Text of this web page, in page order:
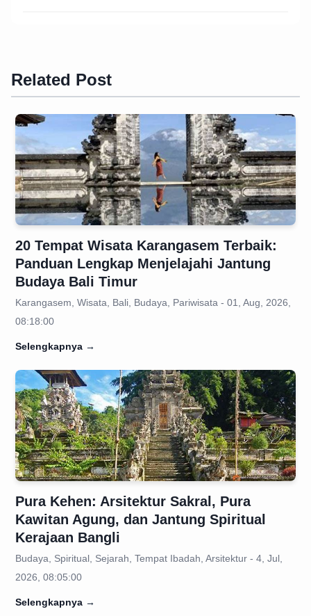
Related Post
20 Tempat Wisata Karangasem Terbaik:
Panduan Lengkap Menjelajahi Jantung
Budaya Bali Timur
Karangasem, Wisata, Bali, Budaya, Pariwisata - 01, Aug, 2026,
08:18:00
Selengkapnya →
Pura Kehen: Arsitektur Sakral, Pura
Kawitan Agung, dan Jantung Spiritual
Kerajaan Bangli
Budaya, Spiritual, Sejarah, Tempat Ibadah, Arsitektur - 4, Jul,
2026, 08:05:00
Selengkapnya →